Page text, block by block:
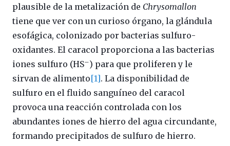
plausible de la metalización de Chrysomallon
tiene que ver con un curioso órgano, la glándula
esofágica, colonizado por bacterias sulfuro-
oxidantes. El caracol proporciona a las bacterias
iones sulfuro (HS–) para que proliferen y le
sirvan de alimento[1]. La disponibilidad de
sulfuro en el fluido sanguíneo del caracol
provoca una reacción controlada con los
abundantes iones de hierro del agua circundante,
formando precipitados de sulfuro de hierro.